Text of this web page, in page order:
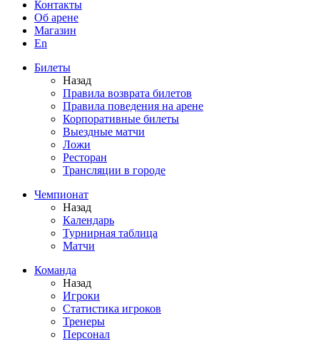
Контакты
Об арене
Магазин
En
Билеты
Назад
Правила возврата билетов
Правила поведения на арене
Корпоративные билеты
Выездные матчи
Ложи
Ресторан
Трансляции в городе
Чемпионат
Назад
Календарь
Турнирная таблица
Матчи
Команда
Назад
Игроки
Статистика игроков
Тренеры
Персонал